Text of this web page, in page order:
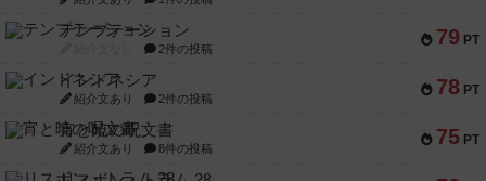
79 PT
テンプテーション
2件の投稿
78 PT
インドネシア
紹介文あり 2件の投稿
75 PT
宵と暁の呪文書
紹介文あり 8件の投稿